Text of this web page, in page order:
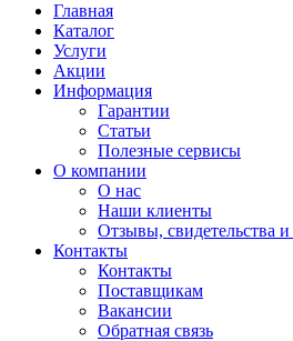
Главная
Каталог
Услуги
Акции
Информация
Гарантии
Статьи
Полезные сервисы
О компании
О нас
Наши клиенты
Отзывы, свидетельства
Контакты
Контакты
Поставщикам
Вакансии
Обратная связь